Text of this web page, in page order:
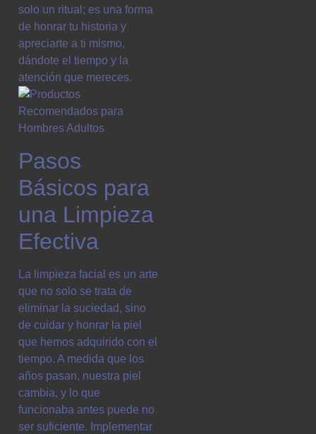
solo un ritual; es una forma
de honrar tu historia y
apreciarte a ti mismo,
dándote el tiempo y la
atención que mereces.
Pasos
Básicos para
una Limpieza
Efectiva
La limpieza facial es un arte
que no solo se trata de
eliminar la suciedad, sino
de cuidar y honrar la piel
que hemos adquirido con el
tiempo. A medida que los
años pasan, nuestra piel
cambia, y lo que
funcionaba antes puede no
ser suficiente. Implementar